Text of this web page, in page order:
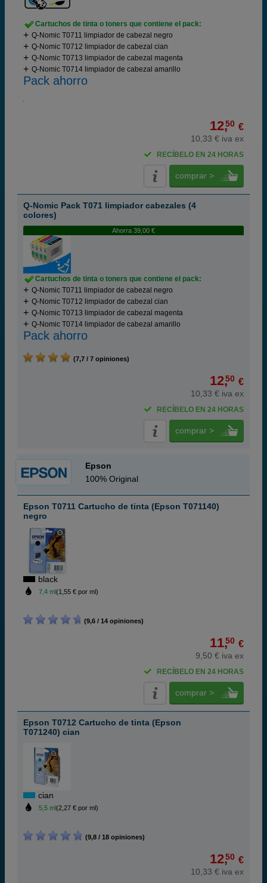
Cartuchos de tinta o toners que contiene el pack:
Q-Nomic T0711 limpiador de cabezal negro
Q-Nomic T0712 limpiador de cabezal cian
Q-Nomic T0713 limpiador de cabezal magenta
Q-Nomic T0714 limpiador de cabezal amarillo
Pack ahorro
12,50 €
10,33 € iva ex
RECÍBELO EN 24 HORAS
comprar >
Q-Nomic Pack T071 limpiador cabezales (4
colores)
Ahorra 39,00 €
Cartuchos de tinta o toners que contiene el pack:
Q-Nomic T0711 limpiador de cabezal negro
Q-Nomic T0712 limpiador de cabezal cian
Q-Nomic T0713 limpiador de cabezal magenta
Q-Nomic T0714 limpiador de cabezal amarillo
Pack ahorro
(7,7 / 7 opiniones)
12,50 €
10,33 € iva ex
RECÍBELO EN 24 HORAS
comprar >
Epson
100% Original
Epson T0711 Cartucho de tinta (Epson T071140)
negro
black
7,4 ml(1,55 € por ml)
(9,6 / 14 opiniones)
11,50 €
9,50 € iva ex
RECÍBELO EN 24 HORAS
comprar >
Epson T0712 Cartucho de tinta (Epson
T071240) cian
cian
5,5 ml(2,27 € por ml)
(9,8 / 18 opiniones)
12,50 €
10,33 € iva ex